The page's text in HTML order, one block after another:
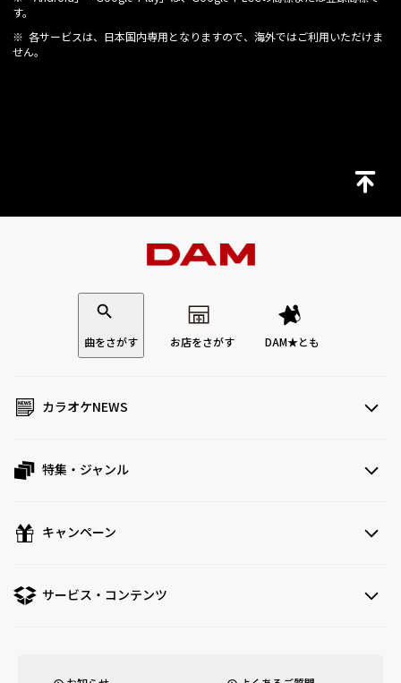
す。
※ 各サービスは、日本国内専用となりますので、海外ではご利用いただけま
せん。
曲をさがす お店をさがす DAM★とも
カラオケNEWS
特集・ジャンル
キャンペーン
サービス・コンテンツ